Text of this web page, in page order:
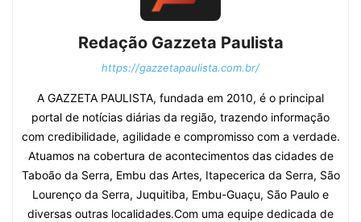
Redação Gazzeta Paulista
https://gazzetapaulista.com.br/
A GAZZETA PAULISTA, fundada em 2010, é o principal
portal de notícias diárias da região, trazendo informação
com credibilidade, agilidade e compromisso com a verdade.
Atuamos na cobertura de acontecimentos das cidades de
Taboão da Serra, Embu das Artes, Itapecerica da Serra, São
Lourenço da Serra, Juquitiba, Embu-Guaçu, São Paulo e
diversas outras localidades.Com uma equipe dedicada de